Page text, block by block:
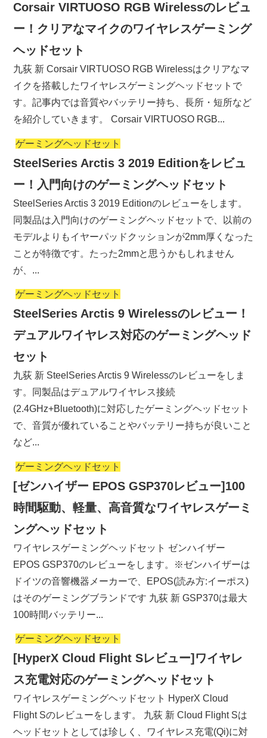
Corsair VIRTUOSO RGB Wirelessのレビュ
ー！クリアなマイクのワイヤレスゲーミング
ヘッドセット
九荻 新 Corsair VIRTUOSO RGB Wirelessはクリアなマ
イクを搭載したワイヤレスゲーミングヘッドセットで
す。記事内では音質やバッテリー持ち、長所・短所など
を紹介していきます。 Corsair VIRTUOSO RGB...
ゲーミングヘッドセット
SteelSeries Arctis 3 2019 Editionをレビュ
ー！入門向けのゲーミングヘッドセット
SteelSeries Arctis 3 2019 Editionのレビューをします。
同製品は入門向けのゲーミングヘッドセットで、以前の
モデルよりもイヤーパッドクッションが2mm厚くなった
ことが特徴です。たった2mmと思うかもしれません
が、...
ゲーミングヘッドセット
SteelSeries Arctis 9 Wirelessのレビュー！
デュアルワイヤレス対応のゲーミングヘッド
セット
九荻 新 SteelSeries Arctis 9 Wirelessのレビューをしま
す。同製品はデュアルワイヤレス接続
(2.4GHz+Bluetooth)に対応したゲーミングヘッドセット
で、音質が優れていることやバッテリー持ちが良いこと
など...
ゲーミングヘッドセット
[ゼンハイザー EPOS GSP370レビュー]100
時間駆動、軽量、高音質なワイヤレスゲーミ
ングヘッドセット
ワイヤレスゲーミングヘッドセット ゼンハイザー
EPOS GSP370のレビューをします。※ゼンハイザーは
ドイツの音響機器メーカーで、EPOS(読み方:イーポス)
はそのゲーミングブランドです 九荻 新 GSP370は最大
100時間バッテリー...
ゲーミングヘッドセット
[HyperX Cloud Flight Sレビュー]ワイヤレ
ス充電対応のゲーミングヘッドセット
ワイヤレスゲーミングヘッドセット HyperX Cloud
Flight Sのレビューをします。 九荻 新 Cloud Flight Sは
ヘッドセットとしては珍しく、ワイヤレス充電(Qi)に対